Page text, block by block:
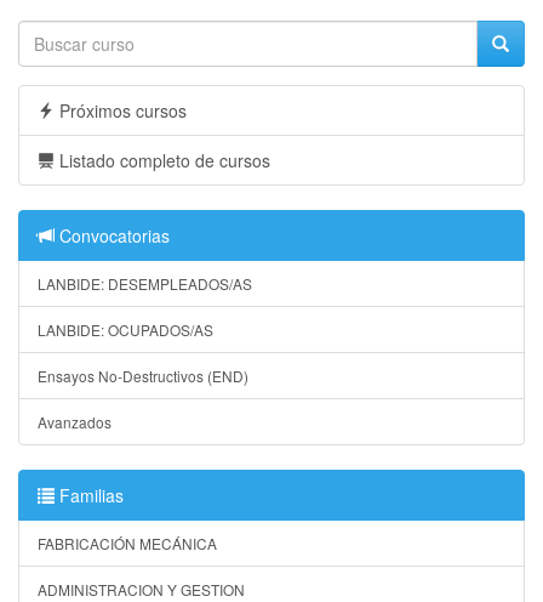
Próximos cursos
Listado completo de cursos
Convocatorias
LANBIDE: DESEMPLEADOS/AS
LANBIDE: OCUPADOS/AS
Ensayos No-Destructivos (END)
Avanzados
Familias
FABRICACIÓN MECÁNICA
ADMINISTRACION Y GESTION